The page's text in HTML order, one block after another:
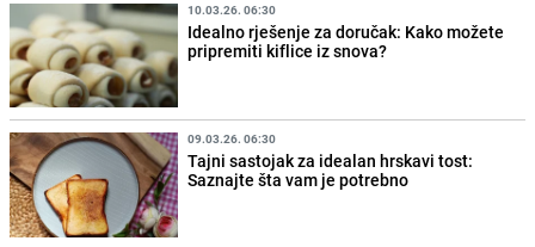
10.03.26. 06:30
Idealno rješenje za doručak: Kako možete
pripremiti kiflice iz snova?
09.03.26. 06:30
Tajni sastojak za idealan hrskavi tost:
Saznajte šta vam je potrebno